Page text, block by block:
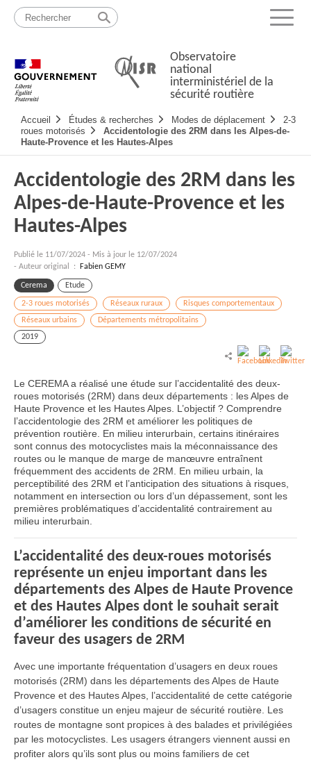
Passer
contenu
Menu
Observatoire
national
interministériel de la
sécurité routière
principale
Accueil Études & recherches Modes de déplacement
2-3
roues motorisés
Accidentologie des 2RM dans les Alpes-de-
Haute-Provence et les Hautes-Alpes
Accidentologie des 2RM dans les
Alpes-de-Haute-Provence et les
Hautes-Alpes
Publié le 11/07/2024 - Mis à jour le 12/07/2024
- Auteur original : Fabien GEMY
Cerema Etude
2-3 roues motorisés Réseaux ruraux
Risques comportementaux
Réseaux urbains
Départements métropolitains
2019
Le CEREMA a réalisé une étude sur l’accidentalité des deux-
roues motorisés (2RM) dans deux départements : les Alpes de
Haute Provence et les Hautes Alpes. L’objectif ? Comprendre
l’accidentologie des 2RM et améliorer les politiques de
prévention routière. En milieu interurbain, certains itinéraires
sont connus des motocyclistes mais la méconnaissance des
routes ou le manque de marge de manœuvre entraînent
fréquemment des accidents de 2RM. En milieu urbain, la
perceptibilité des 2RM et l’anticipation des situations à risques,
notamment en intersection ou lors d’un dépassement, sont les
premières problématiques d’accidentalité contrairement au
milieu interurbain.
L’accidentalité des deux-roues motorisés
représente un enjeu important dans les
départements des Alpes de Haute Provence
et des Hautes Alpes dont le souhait serait
d’améliorer les conditions de sécurité en
faveur des usagers de 2RM
Avec une importante fréquentation d’usagers en deux roues
motorisés (2RM) dans les départements des Alpes de Haute
Provence et des Hautes Alpes, l’accidentalité de cette catégorie
d’usagers constitue un enjeu majeur de sécurité routière. Les
routes de montagne sont propices à des balades et privilégiées
par les motocyclistes. Les usagers étrangers viennent aussi en
profiter alors qu’ils sont plus ou moins familiers de cet